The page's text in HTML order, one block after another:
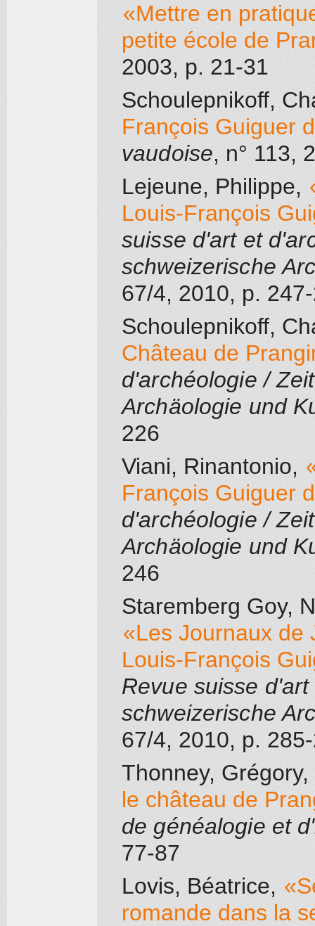
«Mettre en
petite école de
2003, p. 21-31
Schoulepnikoff,
François Guiguer
vaudoise, n° 113,
Lejeune, Philippe,
Louis-François
suisse d'art et
schweizerische
67/4, 2010, p.
Schoulepnikoff,
Château de
d'archéologie /
Archäologie und
226
Viani, Rinantonio,
François Guiguer
d'archéologie /
Archäologie und
246
Staremberg Goy,
«Les Journaux de
Louis-François
Revue suisse
schweizerische
67/4, 2010, p.
Thonney, Grégory,
le château de
de généalogie et
77-87
Lovis, Béatrice,
romande dans la